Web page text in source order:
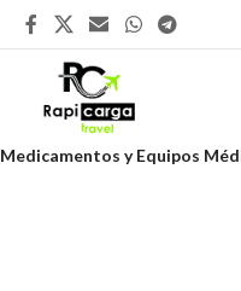
Medicamentos y Equipos